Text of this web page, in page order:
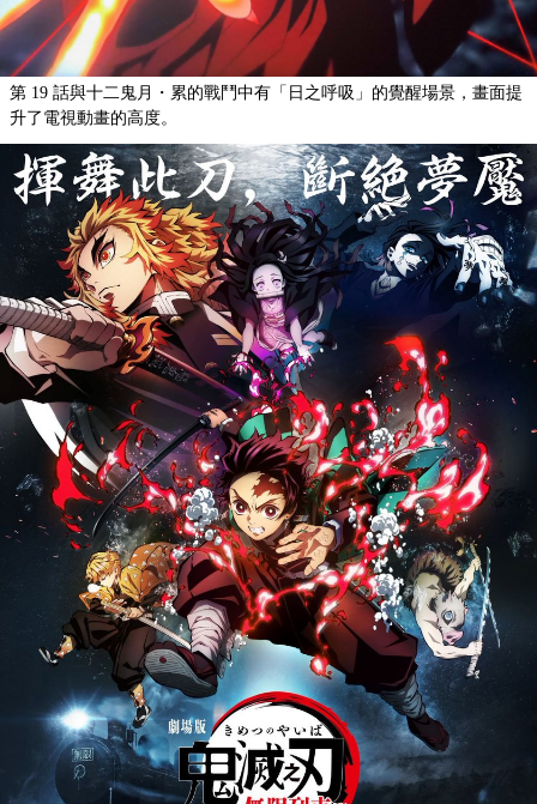
第 19 話與十二鬼月・累的戰鬥中有「日之呼吸」的覺醒場景，畫面提
升了電視動畫的高度。